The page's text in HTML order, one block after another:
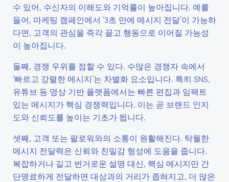
수 있어, 수신자의 이해도와 기억률이 높아집니다. 예를
들어, 마케팅 캠페인에서 ‘3초 만에 메시지 전달’이 가능하
다면, 고객의 관심을 즉각 끌고 행동으로 이어질 가능성
이 높아집니다.
둘째, 경쟁 우위를 점할 수 있다. 수많은 경쟁자 속에서
‘빠르고 강렬한 메시지’는 차별화 요소입니다. 특히 SNS,
유튜브 등 영상 기반 플랫폼에서는 빠른 편집과 임팩트
있는 메시지가 핵심 경쟁력입니다. 이는 곧 브랜드 인지
도와 신뢰도를 높이는 기초가 됩니다.
셋째, 고객 또는 팔로워와의 소통이 원활해진다. 탁월한
메시지 전달력은 신뢰와 친밀감 형성에 도움을 줍니다.
복잡하거나 길고 번거로운 설명 대신, 핵심 메시지만 간
단명료하게 전달하면 대상과의 거리가 좁혀지고, 더 많은